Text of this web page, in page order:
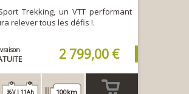
Trekking, un VTT performant
relever tous les défis !.
2 799,00 €
36V | 11Ah 100km